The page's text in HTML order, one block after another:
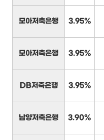
모아저축은행 3.95%
모아저축은행 3.95%
DB저축은행 3.95%
남양저축은행 3.90%